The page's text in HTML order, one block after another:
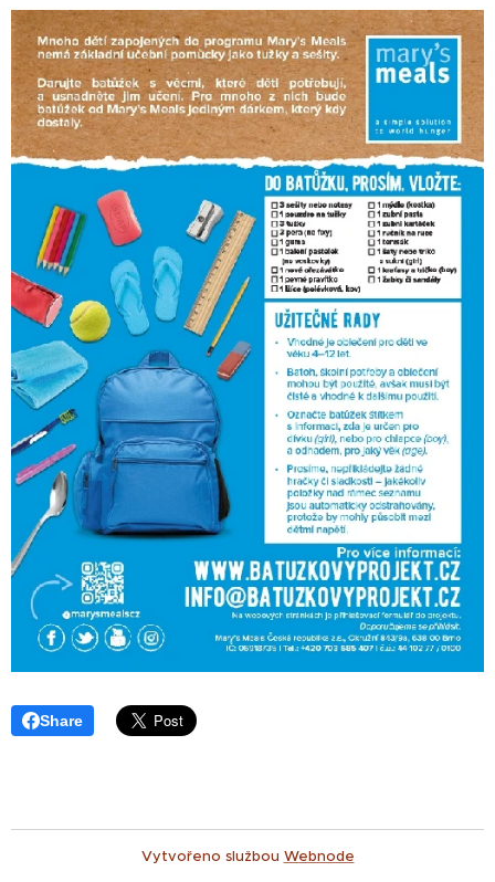
Share
Vytvořeno službou Webnode